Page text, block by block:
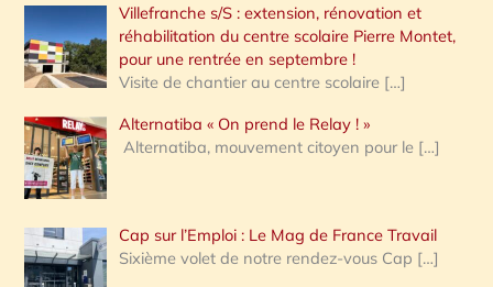
Villefranche s/S : extension, rénovation et
réhabilitation du centre scolaire Pierre Montet,
pour une rentrée en septembre !
Visite de chantier au centre scolaire […]
Alternatiba « On prend le Relay ! »
Alternatiba, mouvement citoyen pour le […]
Cap sur l’Emploi : Le Mag de France Travail
Sixième volet de notre rendez-vous Cap […]